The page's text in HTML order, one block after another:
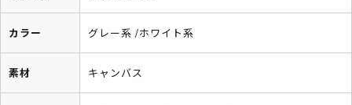
カラー グレー系 /ホワイト系
素材 キャンバス